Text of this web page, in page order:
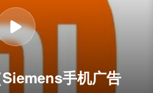
手机广告